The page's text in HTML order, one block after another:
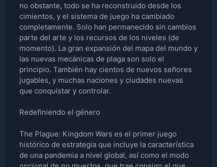
no obstante, todo se ha reconstruido desde los
cimientos, y el sistema de juego ha cambiado
completamente. Solo han permanecido sin cambios
parte del arte y los recursos de los niveles (de
momento). La gran expansión del mapa del mundo y
las nuevas mecánicas de plaga son solo el
principio. También hay cientos de nuevos señores
jugables, y muchas naciones y ciudades nuevas
que conquistar y controlar.
Redefiniendo el género
The Plague: Kingdom Wars es el primer juego
histórico de estrategia que incluye la característica
de una pandemia a nivel global, así como el modo